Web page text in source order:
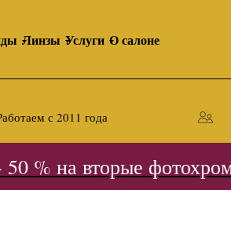
Линзы Услуги О салоне
с 2011 года
% на вторые фотохромы